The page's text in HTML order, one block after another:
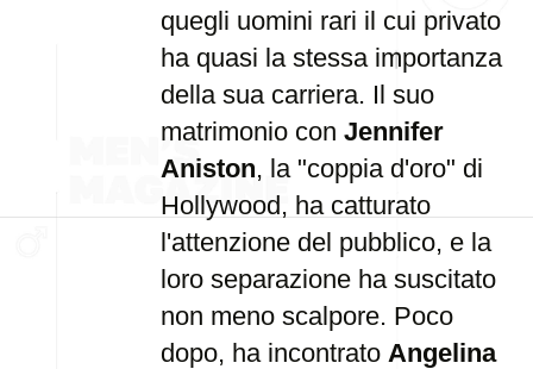
quegli uomini rari il cui privato
ha quasi la stessa importanza
della sua carriera. Il suo
matrimonio con Jennifer
Aniston, la "coppia d'oro" di
Hollywood, ha catturato
l'attenzione del pubblico, e la
loro separazione ha suscitato
non meno scalpore. Poco
dopo, ha incontrato Angelina